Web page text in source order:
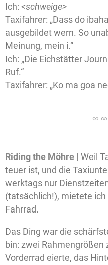
Ich: <schweige>
Taxifahrer: „Dass do
ausgebildet wern. So
Meinung, mein i.“
Ich: „Die Eichstätter
Ruf.“
Taxifahrer: „Ko ma goa
Riding the Möhre | Weil
teuer ist, und die
werktags nur
(tatsächlich!), mietete
Fahrrad.
Das Ding war die
bin: zwei Rahmengrößen
Vorderrad eierte, das